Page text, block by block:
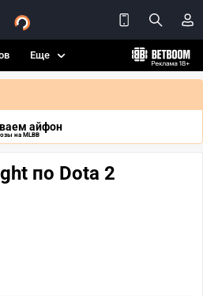
Еще
айфон
на MLBB
по Dota 2